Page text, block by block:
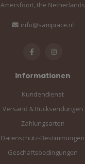
Amersfoort, the Netherlands
info@sampiace.nl
Informationen
Kundendienst
Versand & Rücksendungen
Zahlungsarten
Datenschutz-Bestimmungen
Geschäftsbedingungen